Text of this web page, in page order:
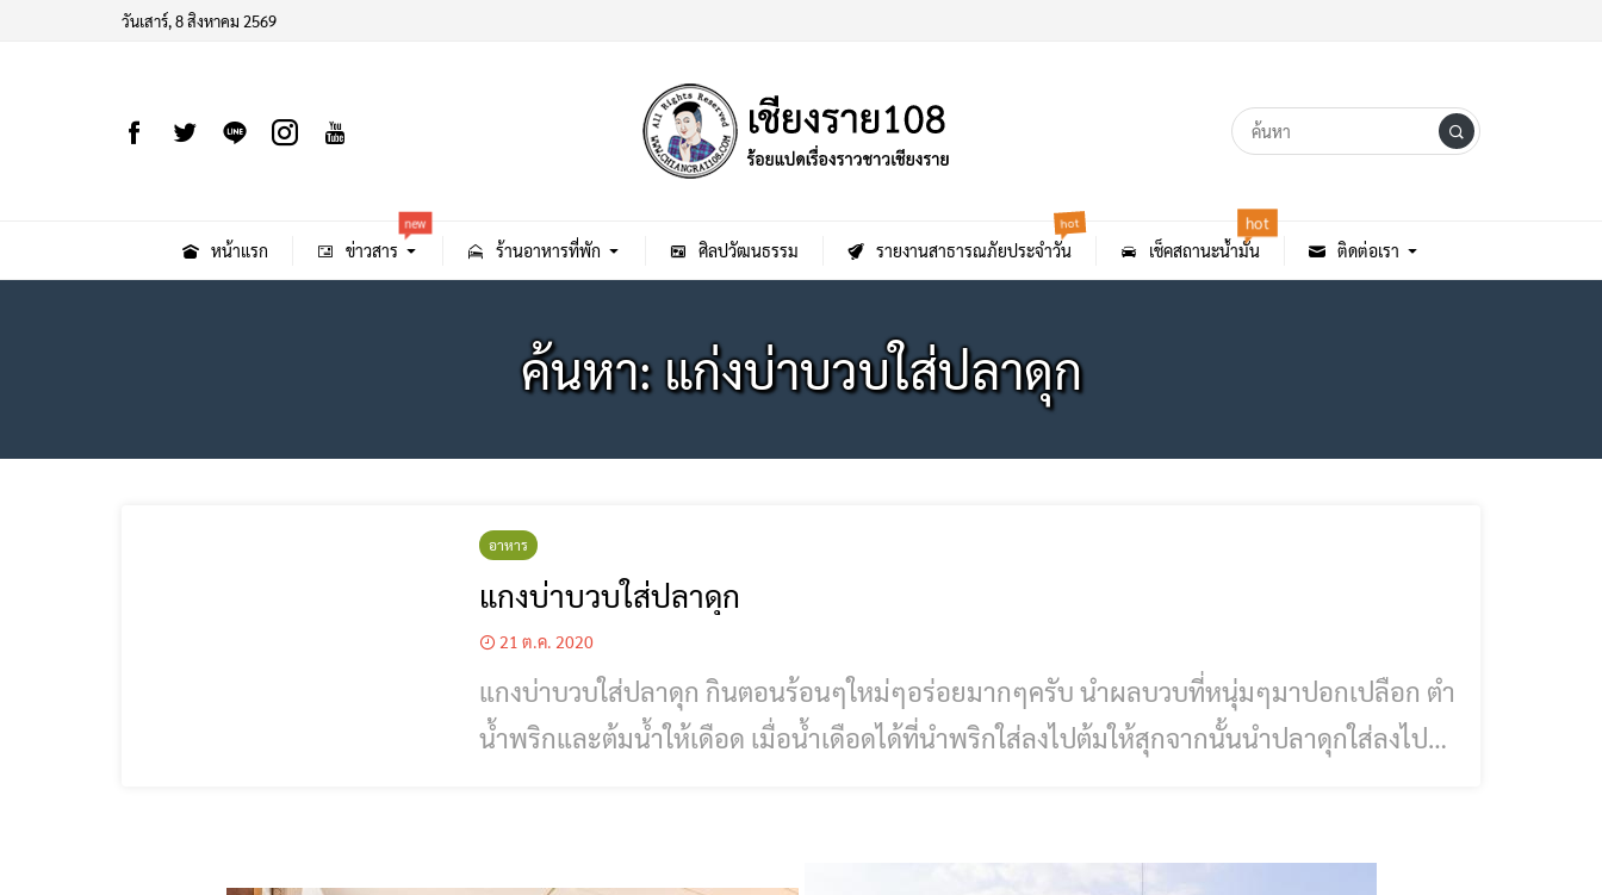
วันเสาร์, 8 สิงหาคม 2569
หน้าแรก ข่าวสาร
new
ร้านอาหารที่พัก ศิลปวัฒนธรรม รายงานสาธารณภัยประจำวัน
hot
เช็คสถานะน้ำมัน
hot
ติดต่อเรา
ค้นหา: แก่งบ่าบวบใส่ปลาดุก
อาหาร
แกงบ่าบวบใส่ปลาดุก
21 ต.ค. 2020
แกงบ่าบวบใส่ปลาดุก กินตอนร้อนๆใหม่ๆอร่อยมากๆครับ นำผลบวบที่หนุ่มๆมาปอกเปลือก ตำ
น้ำพริกและต้มน้ำให้เดือด เมื่อน้ำเดือดได้ที่นำพริกใส่ลงไปต้มให้สุกจากนั้นนำปลาดุกใส่ลงไป